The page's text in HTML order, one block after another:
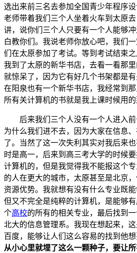
选出来前三名去参加全国青少年程序
老师带着我们三个人坐着火车到太原
讲，说你们三个人只要有一个人能够
白教你们。我说老师你放心吧，我们
们在太原参加了考试。等到考试结束之
我到了太原的新华书店，去看一看那
就惊呆了，因为它有好几个书架都是
在阳泉也有一个新华书店，我经常到
所有关计算机的书就是我上课时候用的
后来我们三个人没有一个人进入前
为什么我们进不去，因为大家在信息
了。当然了这一次失利其实对我后来
时是高一，后来到高三考大学的时候
计算机的，但是我觉得我不能报这个
的人在更大的城市，太原甚至是北京
资源优势。我就想有没有什么专业既能
但又不完全是纯粹的计算机，是能够
个高校的所有的相关专业，最后找到
北大的信息管理系。我现在想起来，
百度，能够让人们这么容易的找到他想
从小心里就埋了这么一颗种子，要让